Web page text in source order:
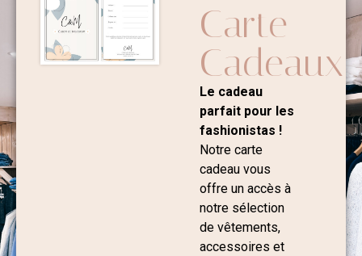
Carte
Cadeaux
Le cadeau
parfait pour les
fashionistas !
Notre carte
cadeau vous
offre un accès à
notre sélection
de vêtements,
accessoires et